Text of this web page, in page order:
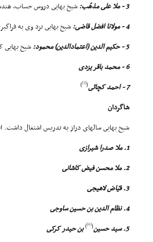
3 - ملا على مذهّب:
شیخ بهایى دروس حساب،
4 - مولانا افضل قاضى:
شیخ بهایى نزد وى به
5 - حکیم الدین (اعتمادالدین) محمود:
شیخ بهایى
6 - محمد باقر یزدى
7 - احمد کچائى
(
[5]
)
شاگردان
شیخ بهایى سالهاى دراز به تدریس اشتغال داشت.
1. ملا صدرا شیرازى
2. ملا محسن فیض کاشانى
3. فیّاض لاهیجى
4. نظام الدین بن حسین ساوجى
5. سید حسین
(
[6]
)بن حیدر کرکى